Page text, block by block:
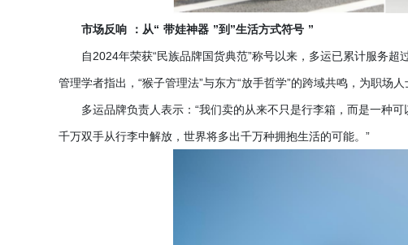
市场反响 ：从“ 带娃神器 ”到”生活方式符号 ”
自2024年荣获“民族品牌国货典范”称号以来，多运已累计服务
管理学者指出，“猴子管理法”与东方“放手哲学”的跨域共鸣，为职场
多运品牌负责人表示： “我们卖的从来不只是行李箱，而是一种
千万双手从行李中解放，世界将多出千万种拥抱生活的可能。”